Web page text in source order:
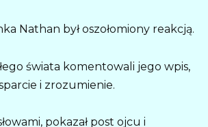
Nathan był oszołomiony reakcją.
świata komentowali jego wpis,
i zrozumienie.
pokazał post ojcu i